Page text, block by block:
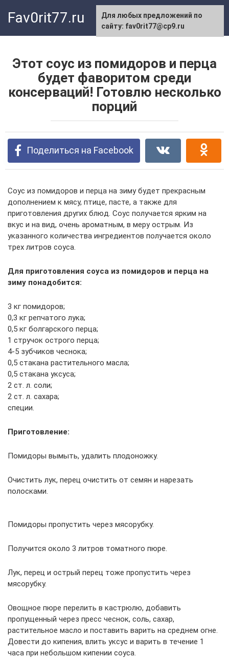
Fav0rit77.ru
Этот соус из помидоров и перца
будет фаворитом среди
консерваций! Готовлю несколько
порций
Поделиться на Facebook
Соус из помидоров и перца на зиму будет прекрасным
дополнением к мясу, птице, пасте, а также для
приготовления других блюд. Соус получается ярким на
вкус и на вид, очень ароматным, в меру острым. Из
указанного количества ингредиентов получается около
трех литров соуса.
Для приготовления соуса из помидоров и перца на
зиму понадобится:
3 кг помидоров;
0,3 кг репчатого лука;
0,5 кг болгарского перца;
1 стручок острого перца;
4-5 зубчиков чеснока;
0,5 стакана растительного масла;
0,5 стакана уксуса;
2 ст. л. соли;
2 ст. л. сахара;
специи.
Приготовление:
Помидоры вымыть, удалить плодоножку.
Очистить лук, перец очистить от семян и нарезать
полосками.
Помидоры пропустить через мясорубку.
Получится около 3 литров томатного пюре.
Лук, перец и острый перец тоже пропустить через
мясорубку.
Овощное пюре перелить в кастрюлю, добавить
пропущенный через пресс чеснок, соль, сахар,
растительное масло и поставить варить на среднем огне.
Довести до кипения, влить уксус и варить в течение 1
часа при небольшом кипении соуса.
Для любых предложений по
сайту: fav0rit77@cp9.ru